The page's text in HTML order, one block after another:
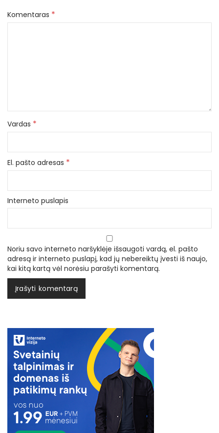
Komentaras *
Vardas *
El. pašto adresas *
Interneto puslapis
Noriu savo interneto naršyklėje išsaugoti vardą, el. pašto
adresą ir interneto puslapį, kad jų nebereiktų įvesti iš naujo,
kai kitą kartą vėl norėsiu parašyti komentarą.